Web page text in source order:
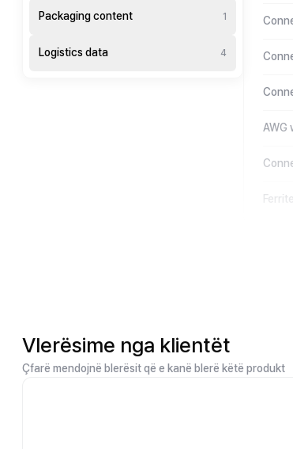
Packaging content 1
Logistics data 4
AWG
Vlerësime nga klientët
Çfarë mendojnë blerësit që e kanë blerë këtë produkt